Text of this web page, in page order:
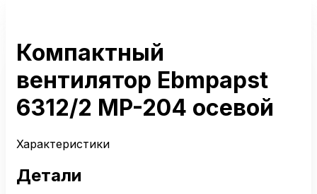
Компактный
вентилятор Ebmpapst
6312/2 MP-204 осевой
Характеристики
Детали